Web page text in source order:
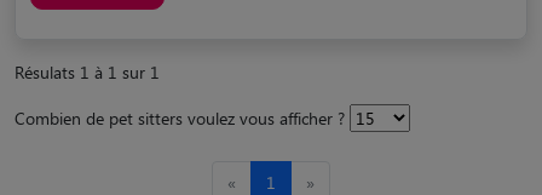
Résulats 1 à 1 sur 1
Combien de pet sitters voulez vous afficher ?
« 1 »